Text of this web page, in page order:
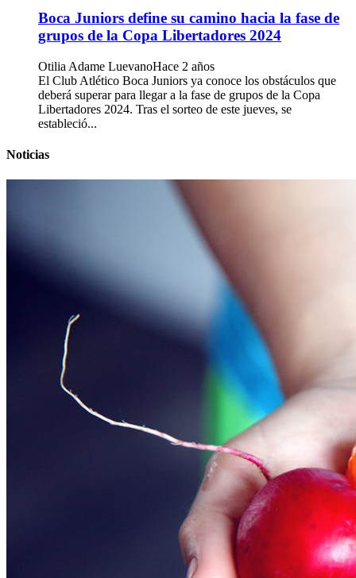
Boca Juniors define su camino hacia la fase de
grupos de la Copa Libertadores 2024
Otilia Adame LuevanoHace 2 años
El Club Atlético Boca Juniors ya conoce los obstáculos que
deberá superar para llegar a la fase de grupos de la Copa
Libertadores 2024. Tras el sorteo de este jueves, se
estableció...
Noticias